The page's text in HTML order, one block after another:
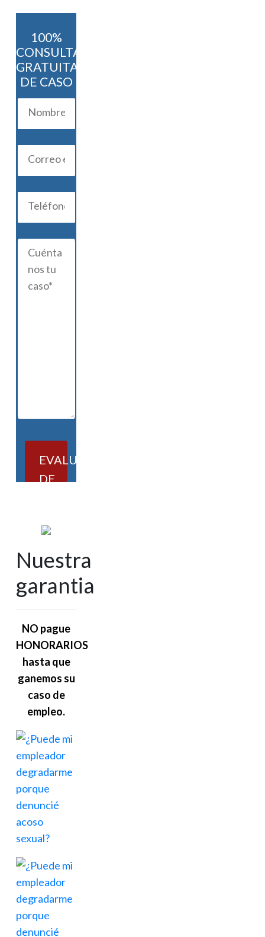
100%
CONSULTA
GRATUITA
DE CASO
EVALUACIÓN
DE
Nuestra
garantia
NO pague
HONORARIOS
hasta que
ganemos su
caso de
empleo.